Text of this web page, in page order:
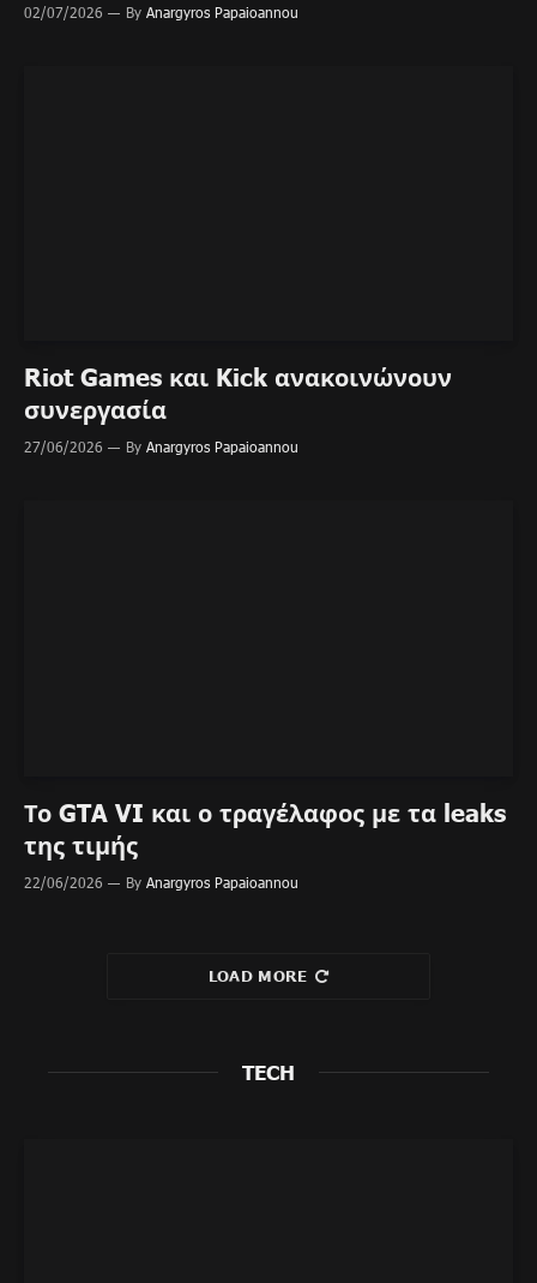
02/07/2026 By Anargyros Papaioannou
Riot Games και Kick ανακοινώνουν
συνεργασία
27/06/2026 By Anargyros Papaioannou
Το GTA VI και ο τραγέλαφος με τα leaks
της τιμής
22/06/2026 By Anargyros Papaioannou
LOAD MORE
TECH